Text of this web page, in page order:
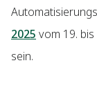
2025 vom 19.
sein.